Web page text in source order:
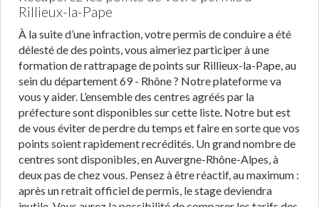
Rillieux-la-Pape
À la suite d’une infraction, votre permis de conduire a été
délesté de des points, vous aimeriez participer à une
formation de rattrapage de points sur Rillieux-la-Pape, au
sein du département 69 - Rhône ? Notre plateforme va
vous y aider. L’ensemble des centres agréés par la
préfecture sont disponibles sur cette liste. Notre but est
de vous éviter de perdre du temps et faire en sorte que vos
points soient rapidement recrédités. Un grand nombre de
centres sont disponibles, en Auvergne-Rhône-Alpes, à
deux pas de chez vous. Pensez à être réactif, au maximum :
après un retrait officiel de permis, le stage deviendra